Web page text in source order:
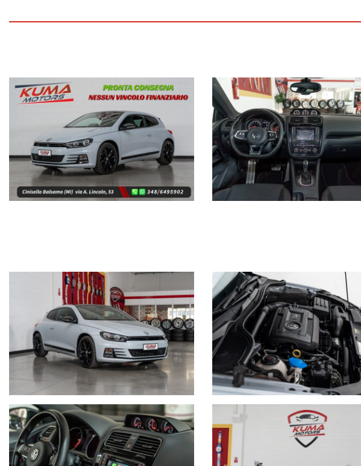
· sensori di parcheggio anteriori e posteriori assistiti
· interni neri con cuciture a contrasto rosse, sedili anteriori riscaldabili
· climatizzatore automatico bi-zona, Start&Stop
· luci diurne, fendinebbia, sensore luce e pioggia, lavafari
· volante sportivo in pelle traforata multifunzione, Cruise Control
· specchietto retrovisore interno elettrocromico, spoiler posteriore
· specchietti esterni regolabili e riscaldabili elettricamente, alzacristalli elettrici
· vetri privacy, pedaliera sportiva, ISOFIX, bracciolo, ASR/ABS/ESP
Possibilità diFINANZIAMENTOa tasso agevolato, anche senza anticipo e fino a 84
Vi invitiamo a contattarci per verificare la disponibilità e l'esatta corrispondenza
Roberto cell. e WhatsApp: 348/6495902
Per ulteriori foto e dettagli visita il nostro sito www.kumamotors.it